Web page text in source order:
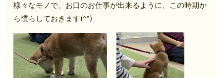
様々なモノで、お口のお仕事が出来るように、この時期か
ら慣らしておきます(^^)